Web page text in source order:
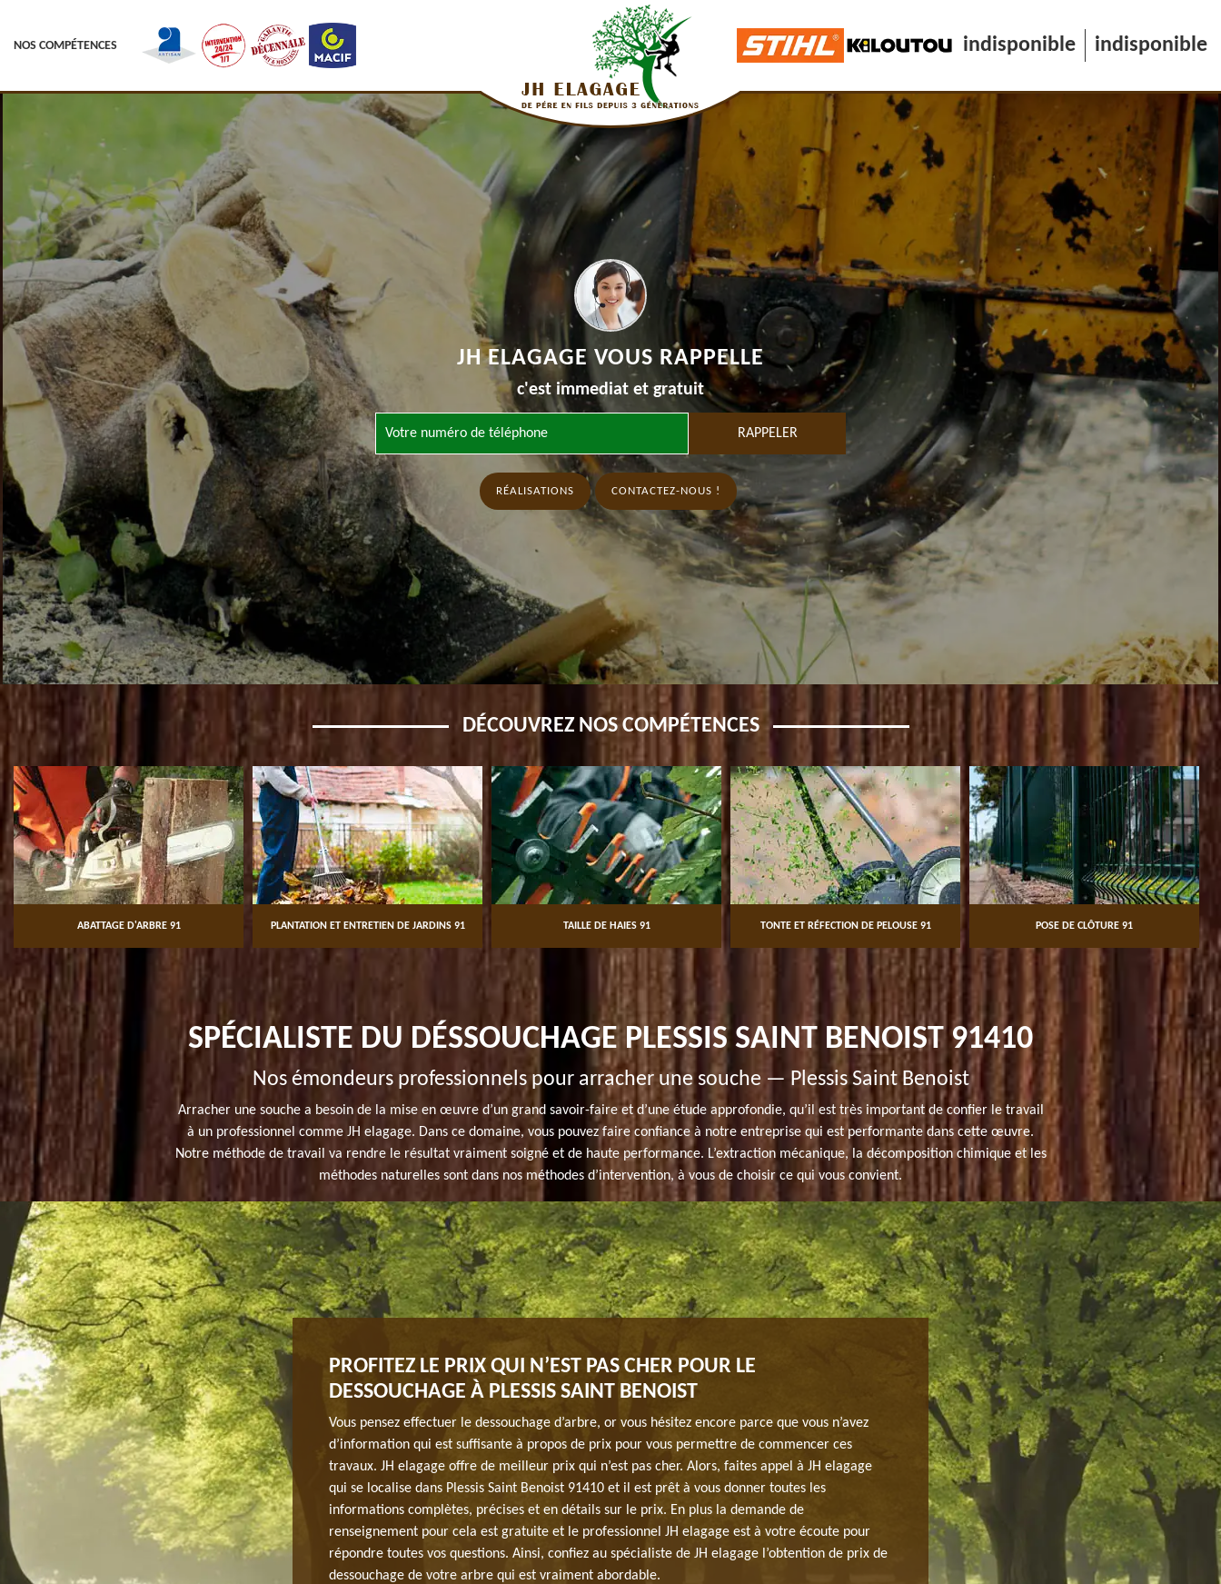
NOS COMPÉTENCES indisponible indisponible
JH ELAGAGE VOUS RAPPELLE
c'est immediat et gratuit
RÉALISATIONS CONTACTEZ-NOUS !
DÉCOUVREZ NOS COMPÉTENCES
ABATTAGE D'ARBRE 91 PLANTATION ET ENTRETIEN DE JARDINS 91 TAILLE DE HAIES 91 TONTE ET RÉFECTION DE PELOUSE 91 POSE DE CLÔTURE 91
SPÉCIALISTE DU DÉSSOUCHAGE PLESSIS SAINT BENOIST 91410
Nos émondeurs professionnels pour arracher une souche — Plessis Saint Benoist
Arracher une souche a besoin de la mise en œuvre d’un grand savoir-faire et d’une étude approfondie, qu’il est très important de confier le travail
à un professionnel comme JH elagage. Dans ce domaine, vous pouvez faire confiance à notre entreprise qui est performante dans cette œuvre.
Notre méthode de travail va rendre le résultat vraiment soigné et de haute performance. L’extraction mécanique, la décomposition chimique et les
méthodes naturelles sont dans nos méthodes d’intervention, à vous de choisir ce qui vous convient.
ŒUVRE POUR VOTRE ENTIÈRE
de votre arbre qui vient d’être abattu ? Nous vous
en œuvre dans tout 91410. Experts dans le
nos clients. Notre entreprise a formé des personnes
les domaines du métier de l’arboriculture. Pour
à un service garanti et un résultat très efficace.
PROFITEZ LE PRIX QUI N’EST PAS CHER POUR LE
DESSOUCHAGE À PLESSIS SAINT BENOIST
Vous pensez effectuer le dessouchage d’arbre, or vous hésitez encore parce que vous n’avez
d’information qui est suffisante à propos de prix pour vous permettre de commencer ces
travaux. JH elagage offre de meilleur prix qui n’est pas cher. Alors, faites appel à JH elagage
qui se localise dans Plessis Saint Benoist 91410 et il est prêt à vous donner toutes les
informations complètes, précises et en détails sur le prix. En plus la demande de
renseignement pour cela est gratuite et le professionnel JH elagage est à votre écoute pour
répondre toutes vos questions. Ainsi, confiez au spécialiste de JH elagage l’obtention de prix de
dessouchage de votre arbre qui est vraiment abordable.
JH ELAGAGE : PAYSAGISTE EN
SATISFACTION
Avez-vous un plan pour enlever la souche de votre
invitons à faire appel à notre équipe de paysagiste en
domaine, nos paysagistes ne satisfont que nos
pour devenir paysagistes qui maîtrisent tous les
cela, vous pouvez toujours vous attendre à un service
N'attendez pas pour nous contacter!